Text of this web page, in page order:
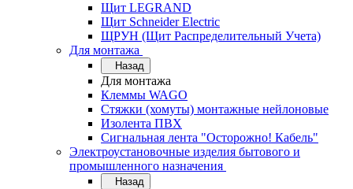
Щит LEGRAND
Щит Schneider Electric
ЩРУН (Щит Распределительный Учета)
Для монтажа
Назад
Для монтажа
Клеммы WAGO
Стяжки (хомуты) монтажные нейлоновые
Изолента ПВХ
Сигнальная лента "Осторожно! Кабель"
Электроустановочные изделия бытового и
промышленного назначения
Назад